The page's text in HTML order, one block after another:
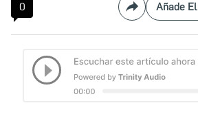
0 Compartir
Añade